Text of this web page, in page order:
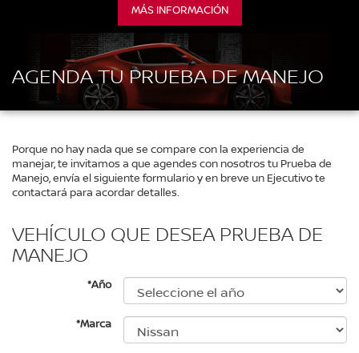
MÁS INFORMACIÓN
AGENDA TU PRUEBA DE MANEJO
Porque no hay nada que se compare con la experiencia de
manejar, te invitamos a que agendes con nosotros tu Prueba de
Manejo, envía el siguiente formulario y en breve un Ejecutivo te
contactará para acordar detalles.
VEHÍCULO QUE DESEA PRUEBA DE
MANEJO
*Año
*Marca